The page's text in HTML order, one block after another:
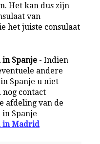
Het kan dus zijn
van
het juiste consulaat
in Spanje - Indien
andere
Spanje u niet
contact
afdeling van de
Spanje
in Madrid